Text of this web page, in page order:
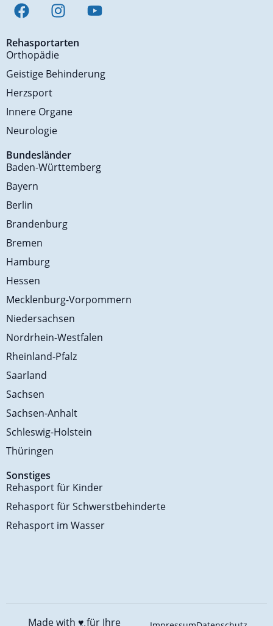
Rehasportarten
Orthopädie
Geistige Behinderung
Herzsport
Innere Organe
Neurologie
Bundesländer
Baden-Württemberg
Bayern
Berlin
Brandenburg
Bremen
Hamburg
Hessen
Mecklenburg-Vorpommern
Niedersachsen
Nordrhein-Westfalen
Rheinland-Pfalz
Saarland
Sachsen
Sachsen-Anhalt
Schleswig-Holstein
Thüringen
Sonstiges
Rehasport für Kinder
Rehasport für Schwerstbehinderte
Rehasport im Wasser
Made with ♥️für Ihre